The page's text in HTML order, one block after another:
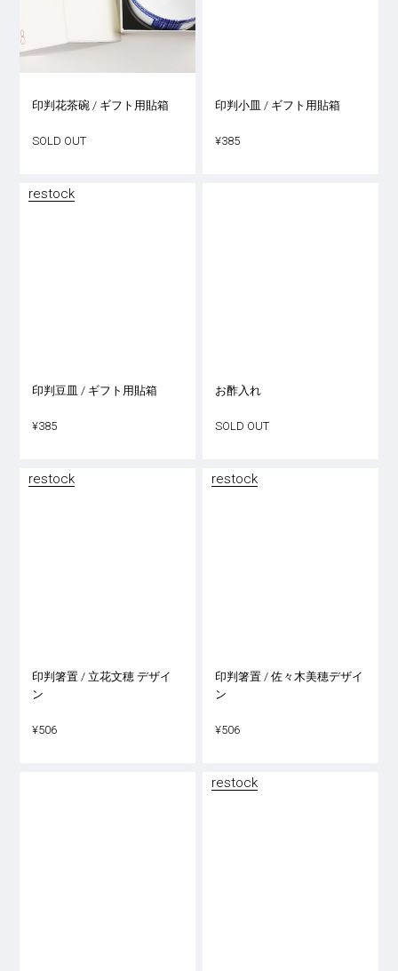
印判花茶碗 / ギフト用貼箱
SOLD OUT
印判小皿 / ギフト用貼箱
¥385
restock
印判豆皿 / ギフト用貼箱
¥385
お酢入れ
SOLD OUT
restock
印判箸置 / 立花文穂 デザイ
ン
¥506
restock
印判箸置 / 佐々木美穂デザイ
ン
¥506
restock